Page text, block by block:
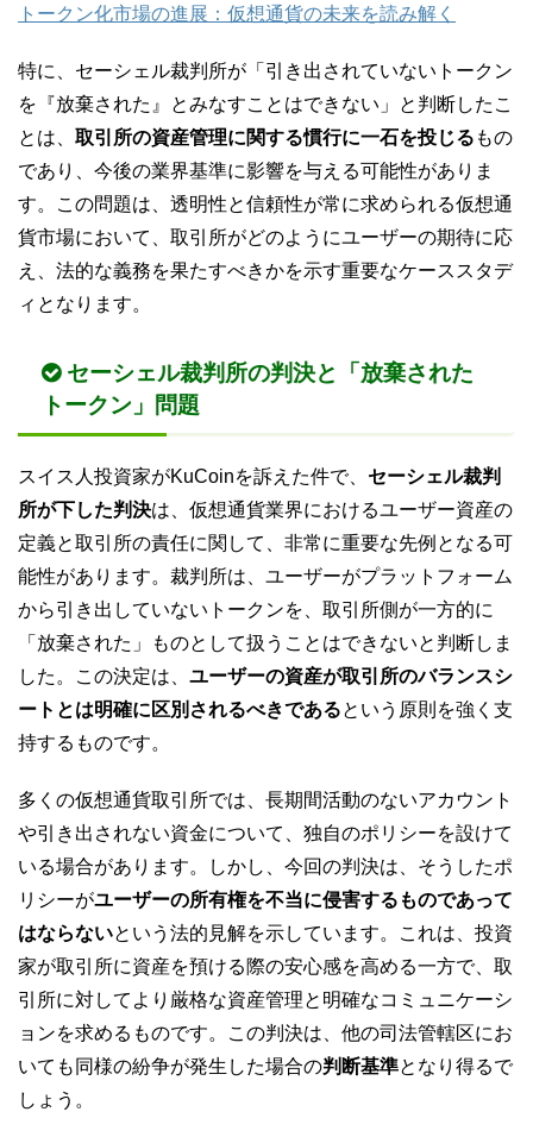
トークン化市場の進展：仮想通貨の未来を読み解く
特に、セーシェル裁判所が「引き出されていないトークン
を『放棄された』とみなすことはできない」と判断したこ
とは、 取引所の資産管理に関する慣行に一石を投じる もの
であり、今後の業界基準に影響を与える可能性がありま
す。この問題は、透明性と信頼性が常に求められる仮想通
貨市場において、取引所がどのようにユーザーの期待に応
え、法的な義務を果たすべきかを示す重要なケーススタデ
ィとなります。
セーシェル裁判所の判決と「放棄された
トークン」問題
スイス人投資家がKuCoinを訴えた件で、 セーシェル裁判
所が下した判決は、仮想通貨業界におけるユーザー資産の
定義と取引所の責任に関して、非常に重要な先例となる可
能性があります。裁判所は、ユーザーがプラットフォーム
から引き出していないトークンを、取引所側が一方的に
「放棄された」ものとして扱うことはできないと判断しま
した。この決定は、 ユーザーの資産が取引所のバランスシ
ートとは明確に区別されるべきであるという原則を強く支
持するものです。
多くの仮想通貨取引所では、長期間活動のないアカウント
や引き出されない資金について、独自のポリシーを設けて
いる場合があります。しかし、今回の判決は、そうしたポ
リシーがユーザーの所有権を不当に侵害するものであって
はならないという法的見解を示しています。これは、投資
家が取引所に資産を預ける際の安心感を高める一方で、取
引所に対してより厳格な資産管理と明確なコミュニケーシ
ョンを求めるものです。この判決は、他の司法管轄区にお
いても同様の紛争が発生した場合の判断基準となり得るで
しょう。